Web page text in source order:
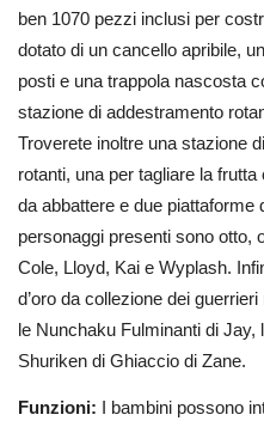
ben 1070 pezzi inclusi per
dotato di un cancello apribile,
posti e una trappola nascosta
stazione di addestramento
Troverete inoltre una stazione
rotanti, una per tagliare la
da abbattere e due piattaforme
personaggi presenti sono otto,
Cole, Lloyd, Kai e Wyplash.
d’oro da collezione dei
le Nunchaku Fulminanti di
Shuriken di Ghiaccio di Zane.
Funzioni: I bambini possono